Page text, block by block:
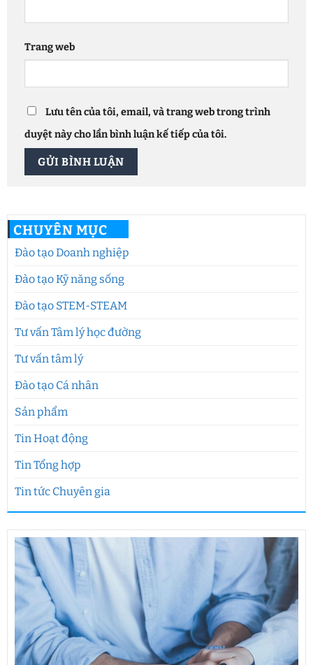
CHUYÊN MỤC
Đào tạo Doanh nghiệp
Đào tạo Kỹ năng sống
Đào tạo STEM-STEAM
Tư vấn Tâm lý học đường
Tư vấn tâm lý
Đào tạo Cá nhân
Sản phẩm
Tin Hoạt động
Tin Tổng hợp
Tin tức Chuyên gia
Trang web
Lưu tên của tôi, email, và trang web trong trình
duyệt này cho lần bình luận kế tiếp của tôi.